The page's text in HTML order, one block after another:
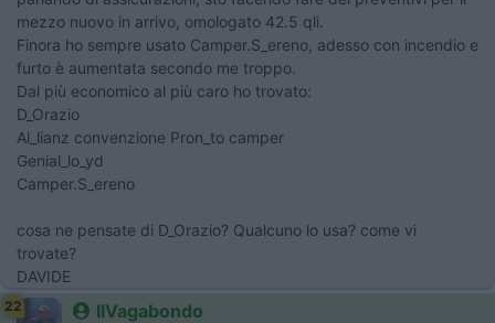
mezzo nuovo in arrivo, omologato 42.5 qli.
Finora ho sempre usato Camper.S_ereno, adesso con incendio e
furto è aumentata secondo me troppo.
Dal più economico al più caro ho trovato:
D_Orazio
Al_lianz convenzione Pron_to camper
Genial_lo_yd
Camper.S_ereno
cosa ne pensate di D_Orazio? Qualcuno lo usa? come vi
trovate?
DAVIDE
22 IlVagabondo